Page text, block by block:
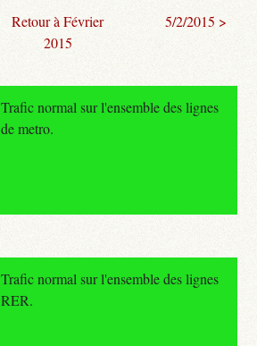
Retour à Février
2015
5/2/2015 >
Trafic normal sur l'ensemble des lignes
de metro.
Trafic normal sur l'ensemble des lignes
RER.